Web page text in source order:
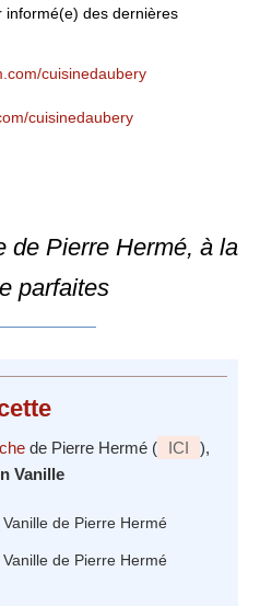
informé(e) des dernières
cuisinedaubery
cuisinedaubery
de Pierre Hermé, à la
parfaites
de Pierre Hermé ( ICI
),
Vanille